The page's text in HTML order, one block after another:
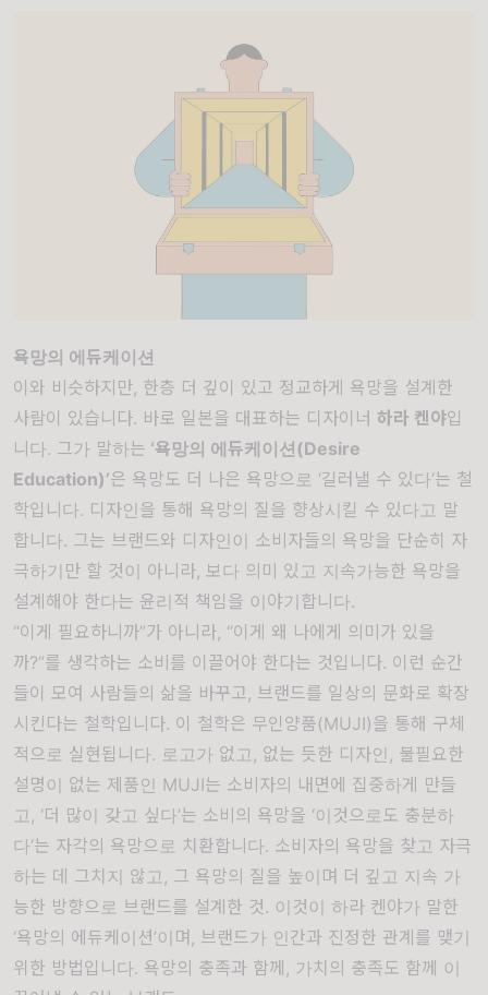
욕망의 에듀케이션
이와 비슷하지만, 한층 더 깊이 있고 정교하게 욕망을 설계한
사람이 있습니다. 바로 일본을 대표하는 디자이너 하라 켄야입
니다. 그가 말하는 ‘욕망의 에듀케이션(Desire
Education)’은 욕망도 더 나은 욕망으로 ‘길러낼 수 있다’는 철
학입니다. 디자인을 통해 욕망의 질을 향상시킬 수 있다고 말
합니다. 그는 브랜드와 디자인이 소비자들의 욕망을 단순히 자
극하기만 할 것이 아니라, 보다 의미 있고 지속가능한 욕망을
설계해야 한다는 윤리적 책임을 이야기합니다.
“이게 필요하니까”가 아니라, “이게 왜 나에게 의미가 있을
까?”를 생각하는 소비를 이끌어야 한다는 것입니다. 이런 순간
들이 모여 사람들의 삶을 바꾸고, 브랜드를 일상의 문화로 확장
시킨다는 철학입니다. 이 철학은 무인양품(MUJI)을 통해 구체
적으로 실현됩니다. 로고가 없고, 없는 듯한 디자인, 불필요한
설명이 없는 제품인 MUJI는 소비자의 내면에 집중하게 만들
고, ‘더 많이 갖고 싶다’는 소비의 욕망을 ‘이것으로도 충분하
다’는 자각의 욕망으로 치환합니다. 소비자의 욕망을 찾고 자극
하는 데 그치지 않고, 그 욕망의 질을 높이며 더 깊고 지속 가
능한 방향으로 브랜드를 설계한 것. 이것이 하라 켄야가 말한
‘욕망의 에듀케이션’이며, 브랜드가 인간과 진정한 관계를 맺기
위한 방법입니다. 욕망의 충족과 함께, 가치의 충족도 함께 이